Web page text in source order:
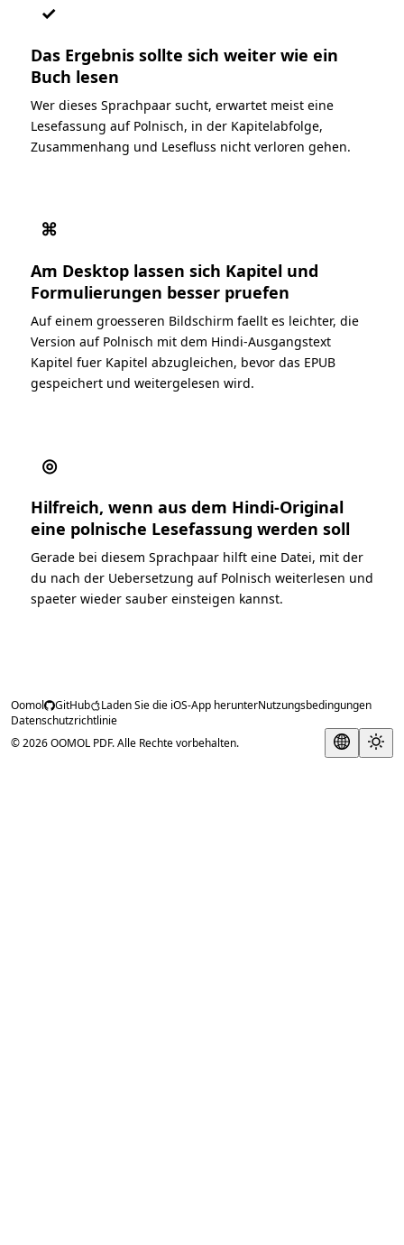
✓
Das Ergebnis sollte sich weiter wie ein
Buch lesen
Wer dieses Sprachpaar sucht, erwartet meist eine
Lesefassung auf Polnisch, in der Kapitelabfolge,
Zusammenhang und Lesefluss nicht verloren gehen.
⌘
Am Desktop lassen sich Kapitel und
Formulierungen besser pruefen
Auf einem groesseren Bildschirm faellt es leichter, die
Version auf Polnisch mit dem Hindi-Ausgangstext
Kapitel fuer Kapitel abzugleichen, bevor das EPUB
gespeichert und weitergelesen wird.
◎
Hilfreich, wenn aus dem Hindi-Original
eine polnische Lesefassung werden soll
Gerade bei diesem Sprachpaar hilft eine Datei, mit der
du nach der Uebersetzung auf Polnisch weiterlesen und
spaeter wieder sauber einsteigen kannst.
Oomol GitHub Laden Sie die iOS-App herunterNutzungsbedingungen
Datenschutzrichtlinie
© 2026 OOMOL PDF. Alle Rechte vorbehalten.